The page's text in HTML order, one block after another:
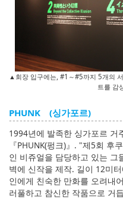
▲회장 입구에는, #1～#5까지 5개의
트를 감
PHUNK (싱가포르)
1994년에 발족한 싱가포르 거
『PHUNK(펑크)』. "제5회 후
인 비쥬얼을 담당하고 있는 그
벽에 신작을 제작. 길이 12미
인에게 친숙한 만화를 오려내
러풀하고 참신한 작품으로 거